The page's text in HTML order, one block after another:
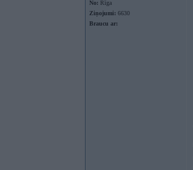
No: Rīga
Ziņojumi: 6630
Braucu ar: